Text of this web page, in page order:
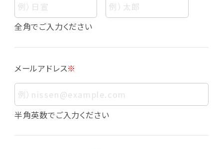
個人情報
個人情報とは、お客様個人に関する情報であっ
て、当該情報を構成する氏名、住所、電話番号、
す。また、その情報のみでは識別できない場合で
も、他の情報と容易に照合することで、結果的に
お客様個人を識別できるものも個人情報に含ま
れます。
個人情報の利用目的について
全角でご入力ください
メールアドレス※
半角英数でご入力ください